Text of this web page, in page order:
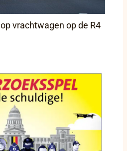
vrachtwagen op de R4